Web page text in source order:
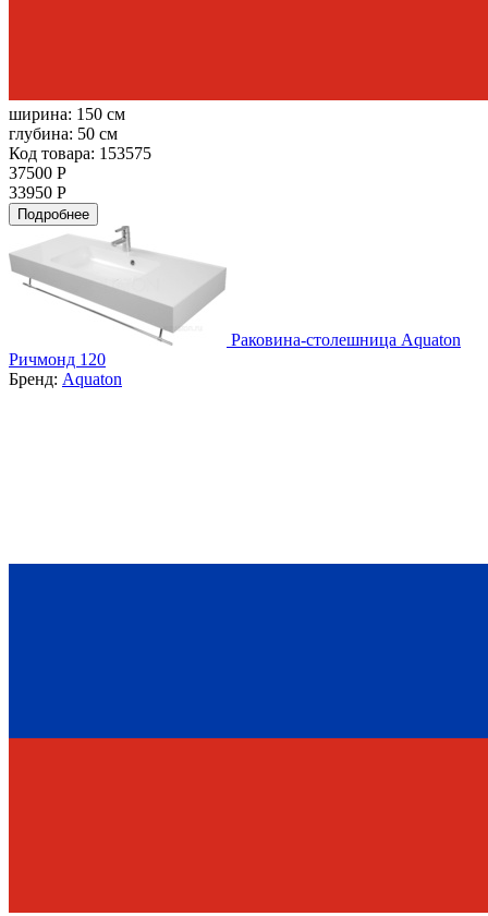
ширина: 150 см
глубина: 50 см
Код товара: 153575
37500 Р
33950 Р
Подробнее
Раковина-столешница Aquaton
Ричмонд 120
Бренд: Aquaton